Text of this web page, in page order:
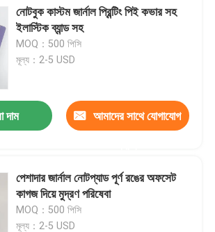
নোটবুক কাস্টম জার্নাল প্রিন্টিং পিই কভার সহ
ইলাস্টিক ব্যান্ড সহ
MOQ：500 পিসি
মূল্য：2-5 USD
দাম আমাদের সাথে যোগাযোগ
পেশাদার জার্নাল নোটপ্যাড পূর্ণ রঙের অফসেট
কাগজ দিয়ে মুদ্রণ পরিষেবা
MOQ：500 পিসি
মূল্য：2-5 USD